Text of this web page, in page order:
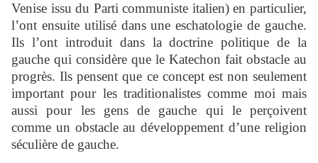
Venise issu du Parti communiste italien) en particulier,
l’ont ensuite utilisé dans une eschatologie de gauche.
Ils l’ont introduit dans la doctrine politique de la
gauche qui considère que le Katechon fait obstacle au
progrès. Ils pensent que ce concept est non seulement
important pour les traditionalistes comme moi mais
aussi pour les gens de gauche qui le perçoivent
comme un obstacle au développement d’une religion
séculière de gauche.